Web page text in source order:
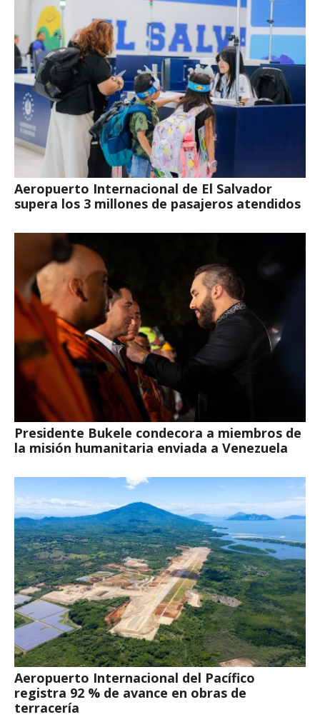
Aeropuerto Internacional de El Salvador
supera los 3 millones de pasajeros atendidos
Presidente Bukele condecora a miembros de
la misión humanitaria enviada a Venezuela
Aeropuerto Internacional del Pacífico
registra 92 % de avance en obras de
terracería